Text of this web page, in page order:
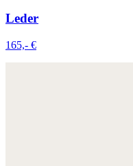
Leder
165,- €